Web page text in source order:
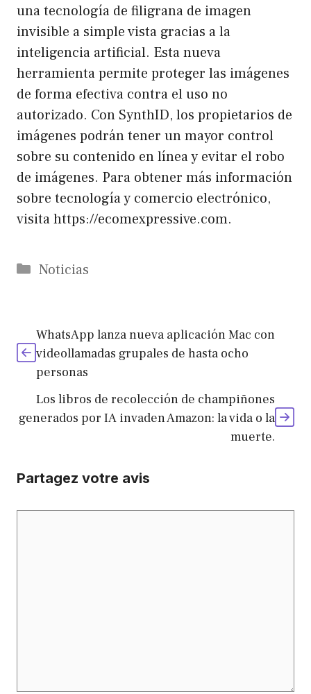
una tecnología de filigrana de imagen
invisible a simple vista gracias a la
inteligencia artificial. Esta nueva
herramienta permite proteger las imágenes
de forma efectiva contra el uso no
autorizado. Con SynthID, los propietarios de
imágenes podrán tener un mayor control
sobre su contenido en línea y evitar el robo
de imágenes. Para obtener más información
sobre tecnología y comercio electrónico,
visita https://ecomexpressive.com.
Catégories
Noticias
WhatsApp lanza nueva aplicación Mac con
videollamadas grupales de hasta ocho
personas
Los libros de recolección de champiñones
generados por IA invaden Amazon: la vida o la
muerte.
Partagez votre avis